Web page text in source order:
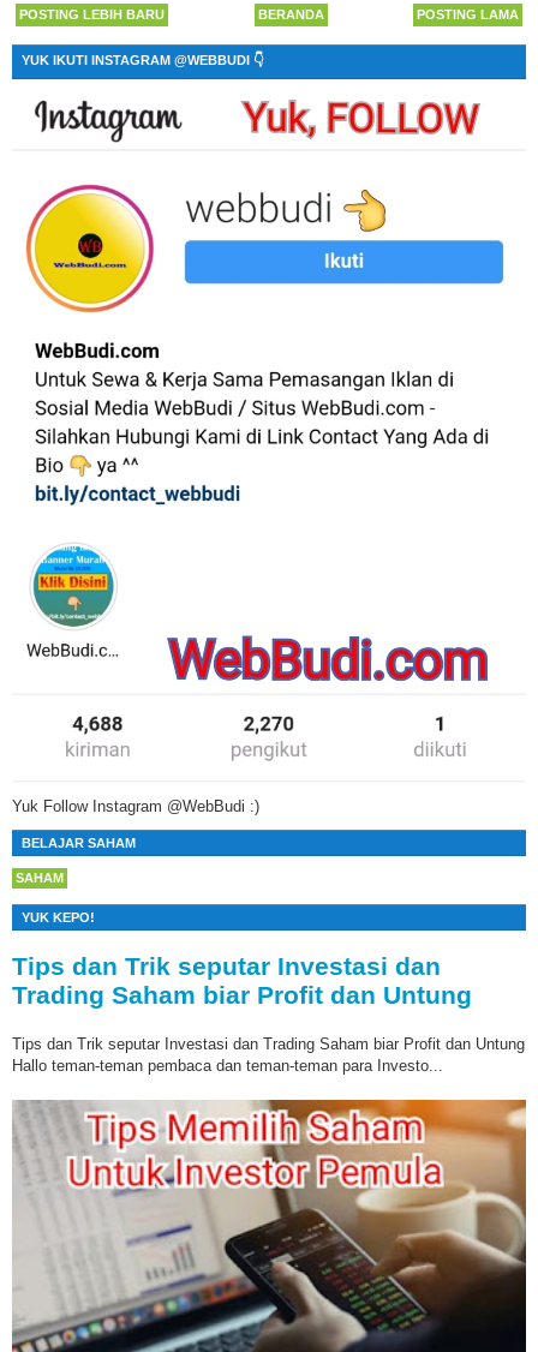
POSTING LEBIH BARU POSTING LAMA
BERANDA
YUK IKUTI INSTAGRAM @WEBBUDI 👇
Yuk Follow Instagram @WebBudi :)
BELAJAR SAHAM
SAHAM
YUK KEPO!
Tips dan Trik seputar Investasi dan
Trading Saham biar Profit dan Untung
Tips dan Trik seputar Investasi dan Trading Saham biar Profit dan Untung
Hallo teman-teman pembaca dan teman-teman para Investo...